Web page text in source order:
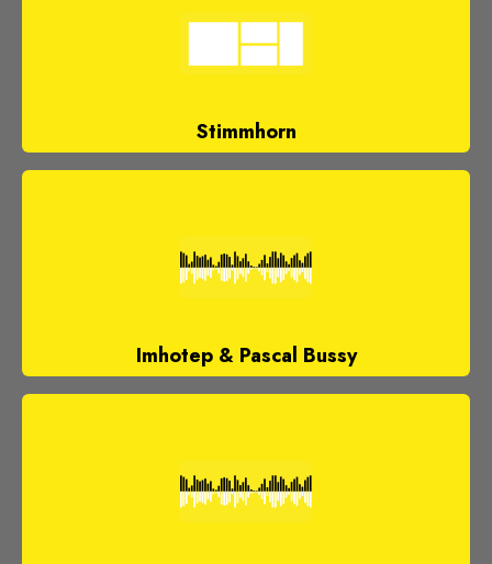
Stimmhorn
Imhotep & Pascal Bussy